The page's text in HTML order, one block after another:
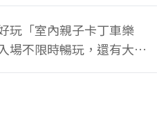
玩「室內親子卡丁車樂
場不限時暢玩，還有大螢
遊戲區